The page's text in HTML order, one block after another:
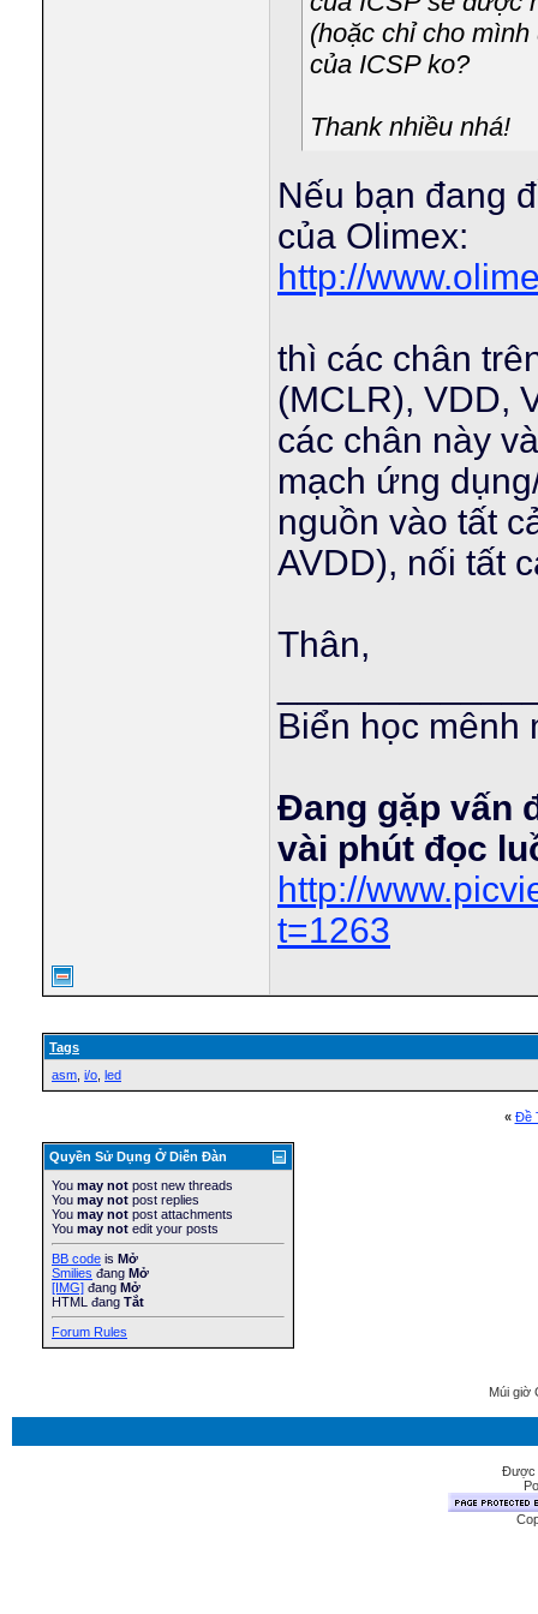
(hoặc chỉ cho
của ICSP ko?
Thank nhiều nhá!
Nếu bạn đang
của Olimex:
http://
thì các chân
(MCLR), VDD,
các chân này
mạch ứng
nguồn vào tất
AVDD), nối tất
Thân,
Biển học mênh
Đang gặp vấn
vài phút đọc
http://
t=1263
Tags
asm i/o led
« Ðề
Quyền Sử Dụng Ở Diễn Ðàn
You may not post new threads
You may not post replies
You may not post attachments
You may not edit your posts
BB code is Mở
Smilies đang Mở
[IMG] đang Mở
HTML đang Tắt
Forum Rules
Múi giờ
Được